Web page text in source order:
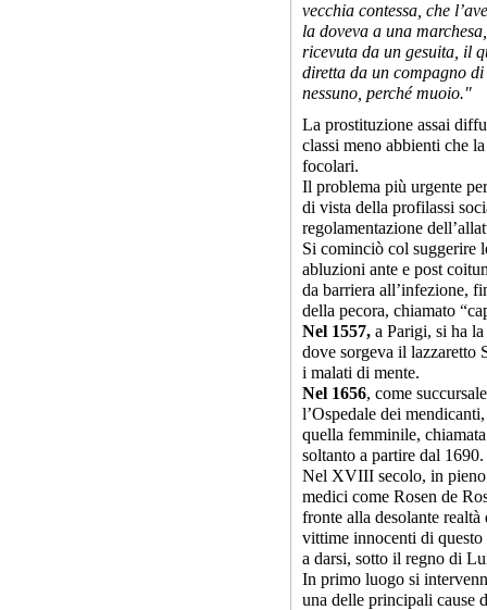
vecchia contessa, che
la doveva a una
ricevuta da un gesuita, il
diretta da un compagno
nessuno, perché muoio."
La prostituzione assai
classi meno abbienti che
focolari.
Il problema più urgente
di vista della profilassi
regolamentazione
Si cominciò col suggerire
abluzioni ante e post
da barriera all’infezione,
della pecora, chiamato
Nel 1557, a Parigi, si ha
dove sorgeva il lazzaretto
i malati di mente.
Nel 1656, come
l’Ospedale dei
quella femminile,
soltanto a partire dal 1690.
Nel XVIII secolo, in pieno
medici come Rosen de
fronte alla desolante
vittime innocenti di questo
a darsi, sotto il regno di
In primo luogo si
una delle principali cause